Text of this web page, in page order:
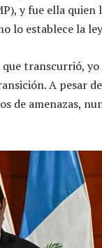
y fue ella
lo establece la
que transcurrió,
A pesar
de amenazas,